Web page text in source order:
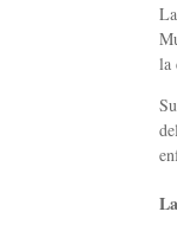
la